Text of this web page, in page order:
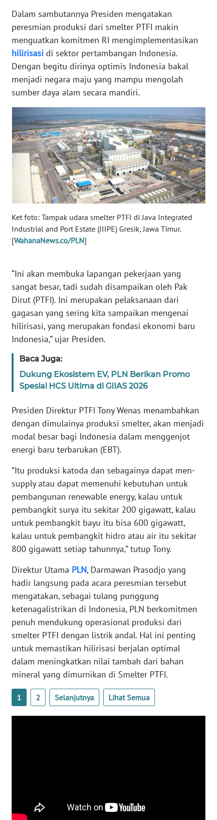
Dalam sambutannya Presiden mengatakan
peresmian produksi dari smelter PTFI makin
menguatkan komitmen RI mengimplementasikan
hilirisasi di sektor pertambangan Indonesia.
Dengan begitu dirinya optimis Indonesia bakal
menjadi negara maju yang mampu mengolah
sumber daya alam secara mandiri.
Ket foto: Tampak udara smelter PTFI di Java Integrated
Industrial and Port Estate (JIIPE) Gresik, Jawa Timur.
[WahanaNews.co/PLN]
“Ini akan membuka lapangan pekerjaan yang
sangat besar, tadi sudah disampaikan oleh Pak
Dirut (PTFI). Ini merupakan pelaksanaan dari
gagasan yang sering kita sampaikan mengenai
hilirisasi, yang merupakan fondasi ekonomi baru
Indonesia,” ujar Presiden.
Baca Juga:
Dukung Ekosistem EV, PLN Berikan Promo
Spesial HCS Ultima di GIIAS 2026
Presiden Direktur PTFI Tony Wenas menambahkan
dengan dimulainya produksi smelter, akan menjadi
modal besar bagi Indonesia dalam menggenjot
energi baru terbarukan (EBT).
”Itu produksi katoda dan sebagainya dapat men-
supply atau dapat memenuhi kebutuhan untuk
pembangunan renewable energy, kalau untuk
pembangkit surya itu sekitar 200 gigawatt, kalau
untuk pembangkit bayu itu bisa 600 gigawatt,
kalau untuk pembangkit hidro atau air itu sekitar
800 gigawatt setiap tahunnya,” tutup Tony.
Direktur Utama PLN, Darmawan Prasodjo yang
hadir langsung pada acara peresmian tersebut
mengatakan, sebagai tulang punggung
ketenagalistrikan di Indonesia, PLN berkomitmen
penuh mendukung operasional produksi dari
smelter PTFI dengan listrik andal. Hal ini penting
untuk memastikan hilirisasi berjalan optimal
dalam meningkatkan nilai tambah dari bahan
mineral yang dimurnikan di Smelter PTFI.
1 2 Selanjutnya Lihat Semua
NTT
WN
KEPRI
WN
PAPUA
PAPUA
BARAT
WN
RIAU
WN
SERAMBI
WN
JAMBI
SULTRA
WN
NTB
WN
WN
SULBAR
WN
WN
SUMBAR
WN
SUMSEL
BENGKULU
WN
WN
JATENG
WN
NUSANTARA
WN
JOGJA
JATIM
WN
KALTENG